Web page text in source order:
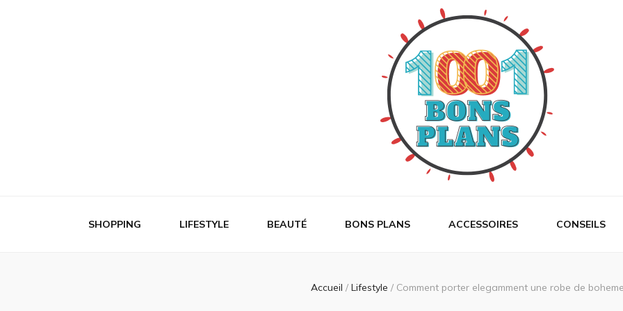
SHOPPING LIFESTYLE BEAUTÉ BONS PLANS ACCESSOIRES CONSEILS
Accueil / Lifestyle / Comment porter elegamment une robe de